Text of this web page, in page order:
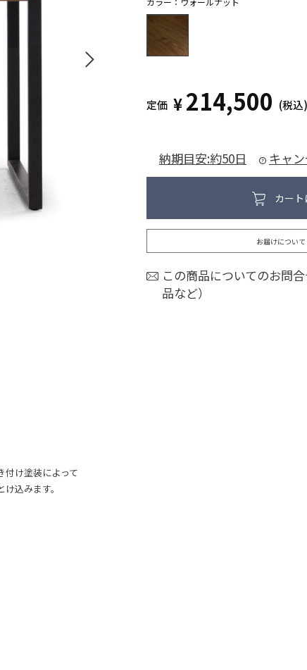
付け塗装によって
込みます。
定価 ¥214,500 (税込)
納期目安:約50日 キャ
カート
お届けについて
この商品についてのお問
品など）